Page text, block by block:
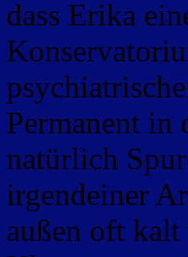
dass Erika
Permanent in
natürlich
irgendeiner
außen oft